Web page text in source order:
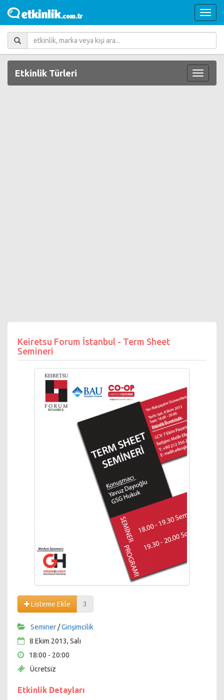
Etkinlik Türleri
Keiretsu Forum İstanbul - Term Sheet
Semineri
Listeme Ekle 3
Seminer /Girişimcilik
8 Ekim 2013, Salı
18:00 - 20:00
Ücretsiz
Etkinlik Detayları